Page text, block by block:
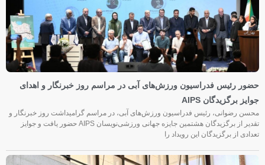
حضور رئیس فدراسیون ورزش‌های آبی در مراسم روز خبرنگار و اهدای
جوایز برگزیدگان AIPS
محسن رضوانی، رئیس فدراسیون ورزش‌های آبی، در مراسم گرامیداشت روز خبرنگار و
تقدیر از برگزیدگان هشتمین جایزه جهانی ورزشی‌نویسان AIPS حضور یافت و جوایز
تعدادی از برگزیدگان این رویداد را